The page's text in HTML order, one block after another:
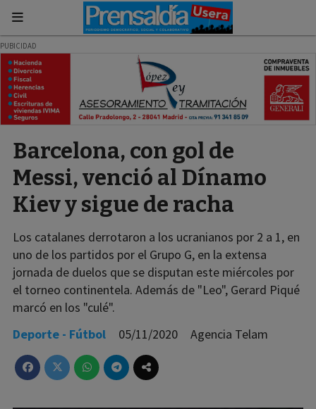
Barcelona, con gol de
Messi, venció al Dínamo
Kiev y sigue de racha
Los catalanes derrotaron a los ucranianos por 2 a 1, en
uno de los partidos por el Grupo G, en la extensa
jornada de duelos que se disputan este miércoles por
el torneo continentela. Además de "Leo", Gerard Piqué
marcó en los "culé".
Deporte - Fútbol
05/11/2020 Agencia Telam